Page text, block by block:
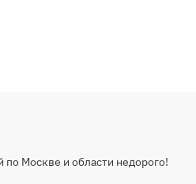
Москве и области недорого!